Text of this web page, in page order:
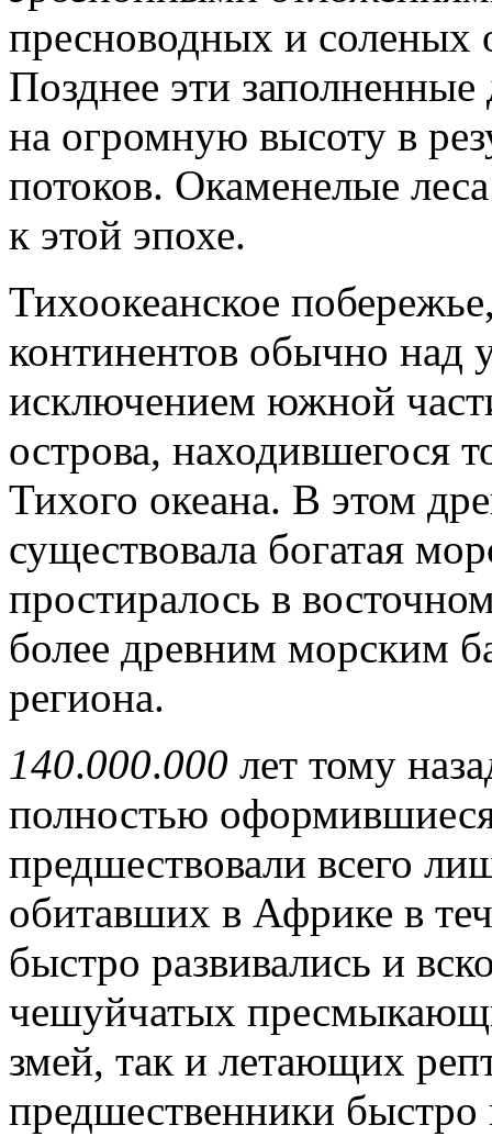
пресноводных и соленых
Позднее эти
на огромную высоту в
потоков. Окаменелые
к этой эпохе.
Тихоокеанское
континентов обычно над
исключением южной
острова, находившегося
Тихого океана. В этом
существовала богатая
простиралось в
более древним морским
региона.
140.000.000 лет тому
полностью
предшествовали всего
обитавших в Африке в
быстро развивались и
чешуйчатых
змей, так и летающих
предшественники быстро